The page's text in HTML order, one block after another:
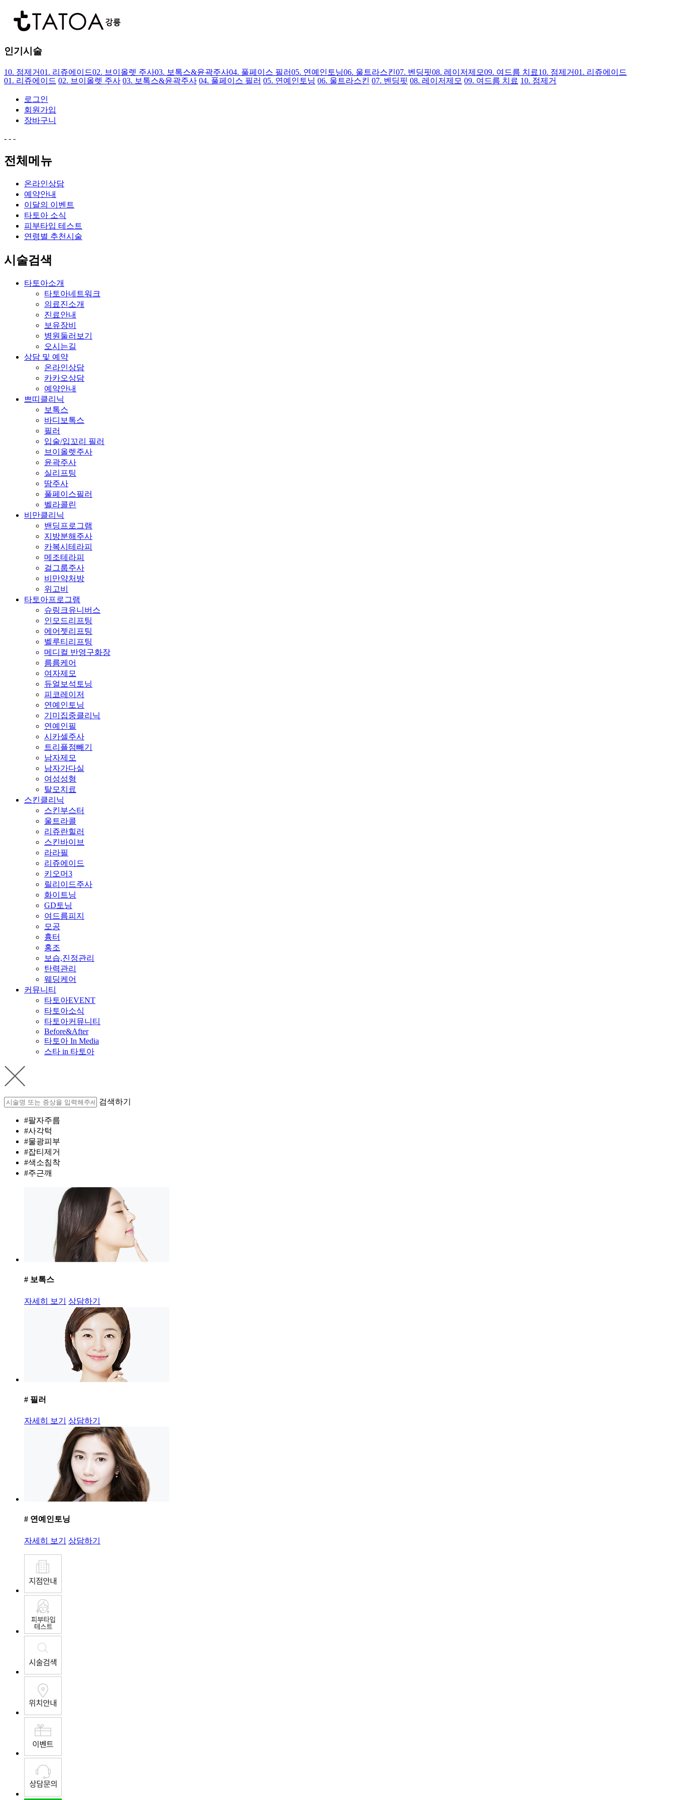
인기시술
10. 점제거01. 리쥬에이드02. 브이올렛 주사03. 보톡스&윤곽주사04. 풀페이스 필러05. 연예인토닝06. 울트라스킨07. 벤딩핏08. 레이저제모09. 여드름 치료10. 점제거01. 리쥬에이드
01. 리쥬에이드 02. 브이올렛 주사 03. 보톡스&윤곽주사 04. 풀페이스 필러 05. 연예인토닝 06. 울트라스킨 07. 벤딩핏 08. 레이저제모 09. 여드름 치료 10. 점제거
로그인
회원가입
장바구니
- - -
전체메뉴
온라인상담
예약안내
이달의 이벤트
타토아 소식
피부타입 테스트
연령별 추천시술
시술검색
타토아소개
타토아네트워크
의료진소개
진료안내
보유장비
병원둘러보기
오시는길
상담 및 예약
온라인상담
카카오상담
예약안내
쁘띠클리닉
보톡스
바디보톡스
필러
입술/입꼬리 필러
브이올렛주사
윤곽주사
실리프팅
땀주사
풀페이스필러
벨라콜린
비만클리닉
밴딩프로그램
지방분해주사
카복시테라피
메조테라피
걸그룹주사
비만약처방
위고비
타토아프로그램
슈링크유니버스
인모드리프팅
에어젯리프팅
벨루티리프팅
메디컬 반영구화장
름름케어
여자제모
듀얼보석토닝
피코레이저
연예인토닝
기미집중클리닉
연예인필
시카셀주사
트리플점빼기
남자제모
남자가다실
여성성형
탈모치료
스킨클리닉
스킨부스터
울트라콜
리쥬란힐러
스킨바이브
라라필
리쥬에이드
키오머3
릴리이드주사
화이트닝
GD토닝
여드름피지
모공
흉터
홍조
보습,진정관리
탄력관리
웨딩케어
커뮤니티
타토아EVENT
타토아소식
타토아커뮤니티
Before&After
타토아 In Media
스타 in 타토아
검색하기
#팔자주름
#사각턱
#물광피부
#잡티제거
#색소침착
#주근깨
# 보톡스
자세히 보기 상담하기
# 필러
자세히 보기 상담하기
# 연예인토닝
자세히 보기 상담하기